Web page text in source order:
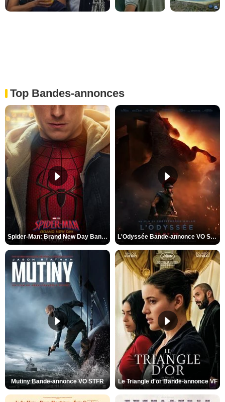
Top Bandes-annonces
Spider-Man: Brand New Day Bande-annonce VO STFR L'Odyssée Bande-annonce VO STFR
Mutiny Bande-annonce VO STFR Le Triangle d'or Bande-annonce VF